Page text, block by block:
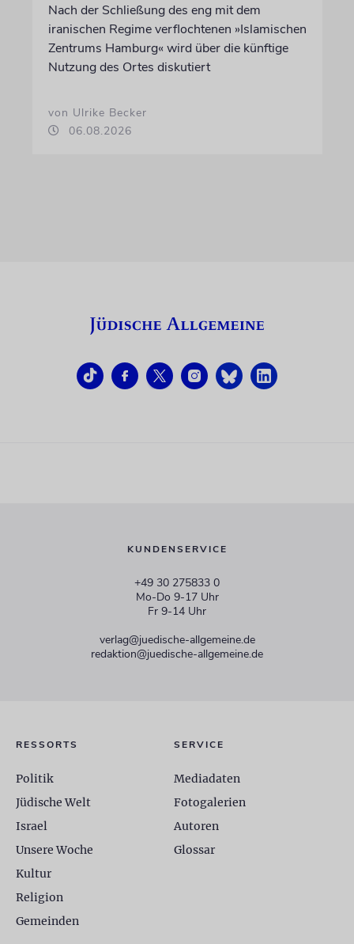
Nach der Schließung des eng mit dem
iranischen Regime verflochtenen »Islamischen
Zentrums Hamburg« wird über die künftige
Nutzung des Ortes diskutiert
von Ulrike Becker
06.08.2026
KUNDENSERVICE
+49 30 275833 0
Mo-Do 9-17 Uhr
Fr 9-14 Uhr
verlag@juedische-allgemeine.de
redaktion@juedische-allgemeine.de
RESSORTS
Politik
Jüdische Welt
Israel
Unsere Woche
Kultur
Religion
Gemeinden
SERVICE
Mediadaten
Fotogalerien
Autoren
Glossar